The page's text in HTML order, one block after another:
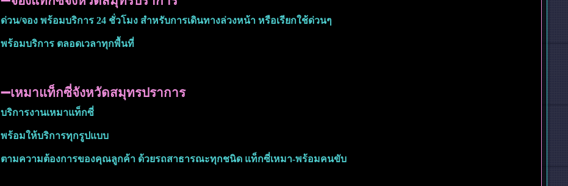
ด่วน/จอง พร้อมบริการ 24 ชั่วโมง สำหรับการเดินทางล่วงหน้า หรือเรียกใช้ด่วนๆ
พร้อมบริการ ตลอดเวลาทุกพื้นที่
➖เหมาแท็กซี่จังหวัดสมุทรปราการ
บริการงานเหมาแท็กซี่
พร้อมให้บริการทุกรูปแบบ
ตามความต้องการของคุณลูกค้า ด้วยรถสาธารณะทุกชนิด แท็กซี่เหมา-พร้อมคนขับ